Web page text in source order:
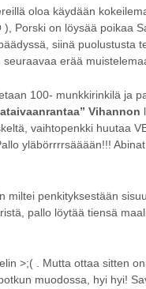
oloa käydään
Porski on löysää poikaa
siinä puolustusta
erää
100- munkkirinkilä ja
Vihannon
vaihtopenkki huutaa
yläbörrrrsääään!!!
miltei penkityksestään
pallo löytää tiensä
>;( . Mutta ottaa sitten
muodossa, hyi hyi!